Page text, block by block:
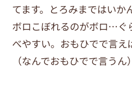
てます。とろみまではいか
ボロこぼれるのがボロ…ぐ
べやすい。おもひでで言え
（なんでおもひでで言うん）